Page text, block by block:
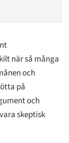
när så många
och
på
och
skeptisk